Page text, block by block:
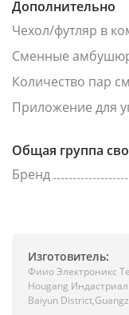
Дополнительно
Чехол/футляр в
Сменные
Количество пар
Приложение для
Общая группа
Бренд
Изготовитель:
Фиио Электроникс
Hougang
Baiyun